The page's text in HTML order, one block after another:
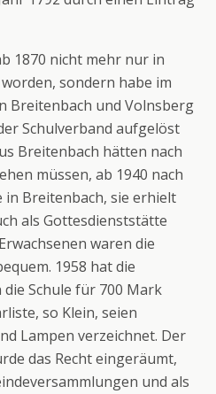
1870 nicht mehr nur in
sondern habe im
Breitenbach und Volnsberg
Schulverband aufgelöst
Breitenbach hätten nach
müssen, ab 1940 nach
in Breitenbach, sie erhielt
als Gottesdienststätte
waren die
1958 hat die
Schule für 700 Mark
so Klein, seien
Lampen verzeichnet. Der
das Recht eingeräumt,
und als